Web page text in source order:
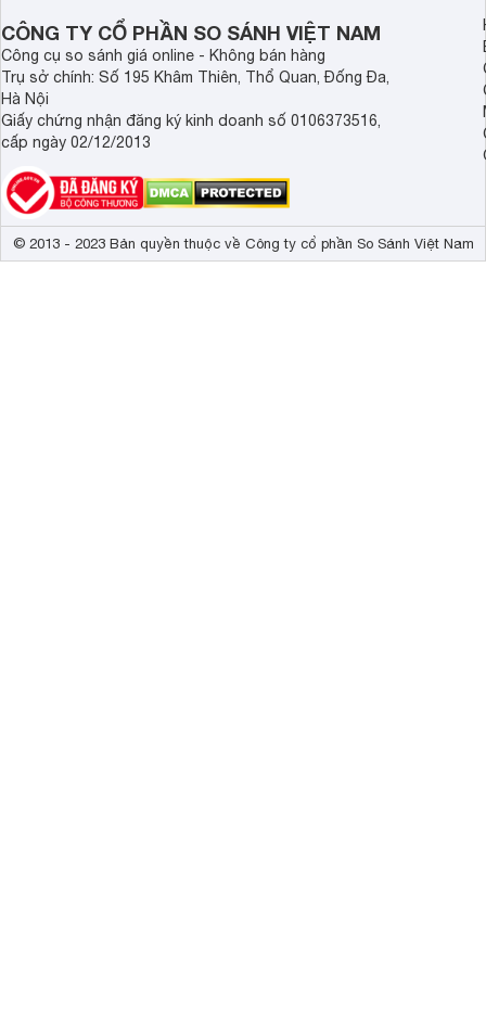
CÔNG TY CỔ PHẦN SO SÁNH VIỆT NAM
Công cụ so sánh giá online - Không bán hàng
Trụ sở chính: Số 195 Khâm Thiên, Thổ Quan, Đống Đa,
Hà Nội
Giấy chứng nhận đăng ký kinh doanh số 0106373516,
cấp ngày 02/12/2013
© 2013 - 2023 Bản quyền thuộc về Công ty cổ phần So Sánh Việt Nam